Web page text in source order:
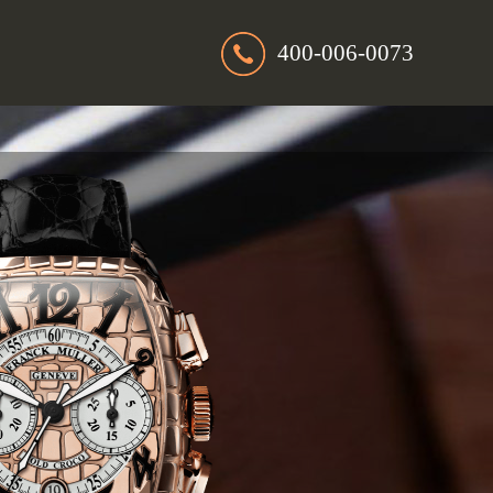
400-006-0073